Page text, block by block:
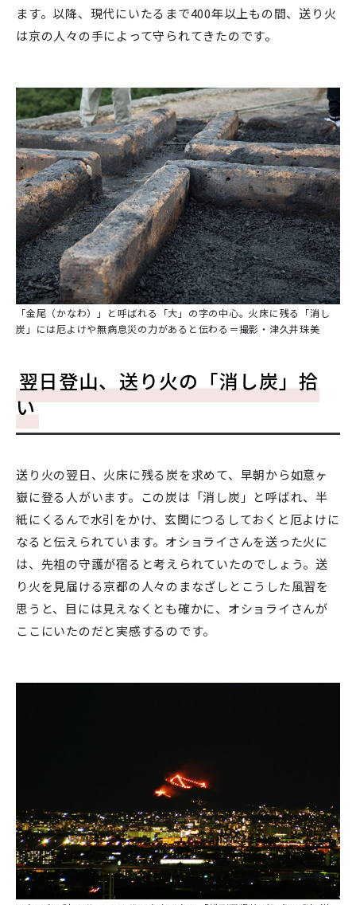
ます。以降、現代にいたるまで400年以上もの間、送り火
は京の人々の手によって守られてきたのです。
「金尾（かなわ）」と呼ばれる「大」の字の中心。火床に残る「消し
炭」には厄よけや無病息災の力があると伝わる＝撮影・津久井珠美
翌日登山、送り火の「消し炭」拾
い
送り火の翌日、火床に残る炭を求めて、早朝から如意ヶ
嶽に登る人がいます。この炭は「消し炭」と呼ばれ、半
紙にくるんで水引をかけ、玄関につるしておくと厄よけに
なると伝えられています。オショライさんを送った火に
は、先祖の守護が宿ると考えられていたのでしょう。送
り火を見届ける京都の人々のまなざしとこうした風習を
思うと、目には見えなくとも確かに、オショライさんが
ここにいたのだと実感するのです。